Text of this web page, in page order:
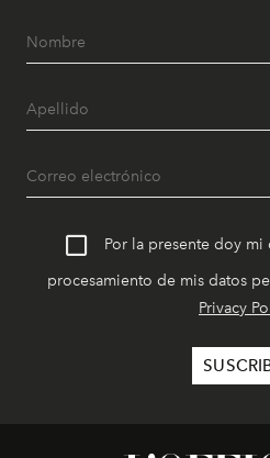
Por la presente doy mi
procesamiento de mis datos
Privacy